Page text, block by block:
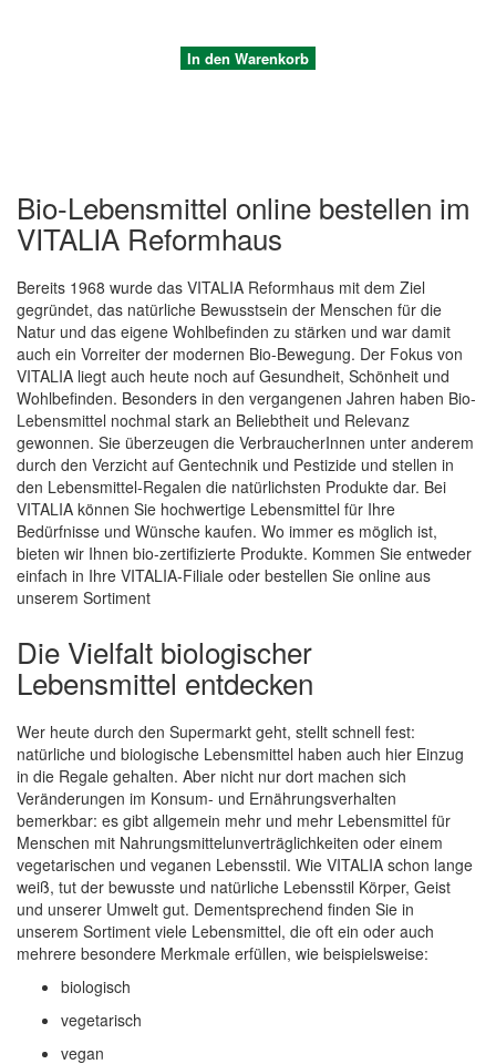
Quickview
In den Warenkorb
Bio-Lebensmittel online bestellen im
VITALIA Reformhaus
Bereits 1968 wurde das VITALIA Reformhaus mit dem Ziel
gegründet, das natürliche Bewusstsein der Menschen für die
Natur und das eigene Wohlbefinden zu stärken und war damit
auch ein Vorreiter der modernen Bio-Bewegung. Der Fokus von
VITALIA liegt auch heute noch auf Gesundheit, Schönheit und
Wohlbefinden. Besonders in den vergangenen Jahren haben Bio-
Lebensmittel nochmal stark an Beliebtheit und Relevanz
gewonnen. Sie überzeugen die VerbraucherInnen unter anderem
durch den Verzicht auf Gentechnik und Pestizide und stellen in
den Lebensmittel-Regalen die natürlichsten Produkte dar. Bei
VITALIA können Sie hochwertige Lebensmittel für Ihre
Bedürfnisse und Wünsche kaufen. Wo immer es möglich ist,
bieten wir Ihnen bio-zertifizierte Produkte. Kommen Sie entweder
einfach in Ihre VITALIA-Filiale oder bestellen Sie online aus
unserem Sortiment
Die Vielfalt biologischer
Lebensmittel entdecken
Wer heute durch den Supermarkt geht, stellt schnell fest:
natürliche und biologische Lebensmittel haben auch hier Einzug
in die Regale gehalten. Aber nicht nur dort machen sich
Veränderungen im Konsum- und Ernährungsverhalten
bemerkbar: es gibt allgemein mehr und mehr Lebensmittel für
Menschen mit Nahrungsmittelunverträglichkeiten oder einem
vegetarischen und veganen Lebensstil. Wie VITALIA schon lange
weiß, tut der bewusste und natürliche Lebensstil Körper, Geist
und unserer Umwelt gut. Dementsprechend finden Sie in
unserem Sortiment viele Lebensmittel, die oft ein oder auch
mehrere besondere Merkmale erfüllen, wie beispielsweise:
biologisch
vegetarisch
vegan